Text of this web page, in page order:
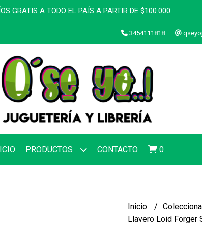
GRATIS A TODO EL PAÍS A PARTIR DE $100.000
3454111818
PRODUCTOS CONTACTO 0
Inicio
Llavero Loid Forger